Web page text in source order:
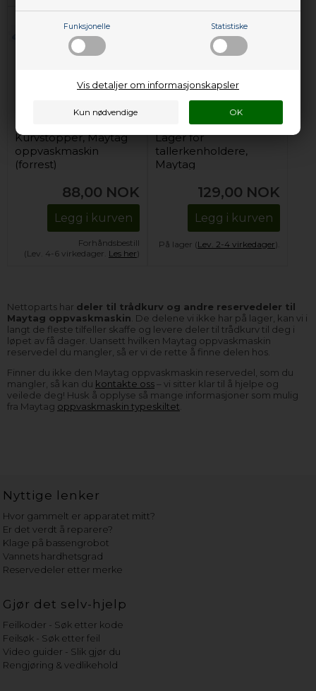
Funksjonelle Statistiske
Vis detaljer om informasjonskapsler
Kurvstopper, Maytag
oppvaskmaskin
(forrest)
88,00 NOK
Legg i kurven
Forhåndsbestill
(Lev. 4-6 virkedager. Les her)
Lager for
tallerkenholdere,
Maytag
129,00 NOK
Legg i kurven
På lager (Lev. 2-4 virkedager).
Nettoparts har deler til trådkurv og andre reservedeler til
Maytag oppvaskmaskin. De delene vi ikke har på lager, kan vi i
langt de fleste tilfeller skaffe og levere deler til trådkurv til deg i
løpet av få dager. Uansett hvilken Maytag oppvaskmaskin
reservedel du mangler, så er vi de rette å finne delen hos.
Finner du ikke den Maytag oppvaskmaskin reservedel, som du
mangler, så kan du kontakte oss– vi sitter klar til å hjelpe og
veilede deg! Husk å opplyse så mange informasjoner som mulig
fra Maytag oppvaskmaskin typeskiltet.
Nyttige lenker
Hvor gammelt er apparatet mitt?
Er det verdt å reparere?
Klage på bassengrobot
Vannets hardhetsgrad
Reservedeler etter merke
Gjør det selv-hjelp
Feilkoder - Søk etter kode
Feilsøk - Søk etter feil
Video guider - Slik gjør du
Rengjøring & vedlikehold